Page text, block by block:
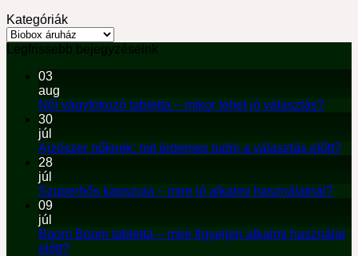
Kategóriák
Kategóriák
Legfrissebb bejegyzéseink
03
aug
Női vágyfokozó tabletta – mikor lehet jó választás?
30
júl
Ajzószer nőknek: mit érdemes tudni a választás előtt?
28
júl
Szuperhős kapszula – mire jó alkalmi használatnál?
09
júl
Boom Boom tabletta – mire figyeljen alkalmi használat
előtt?